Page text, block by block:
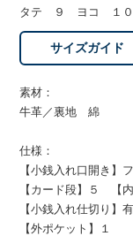
タテ ９ ヨコ １０
サイズガイド
素材：
牛革／裏地 綿
仕様：
【小銭入れ口開き】
【カード段】５ 【
【小銭入れ仕切り】
【外ポケット】１